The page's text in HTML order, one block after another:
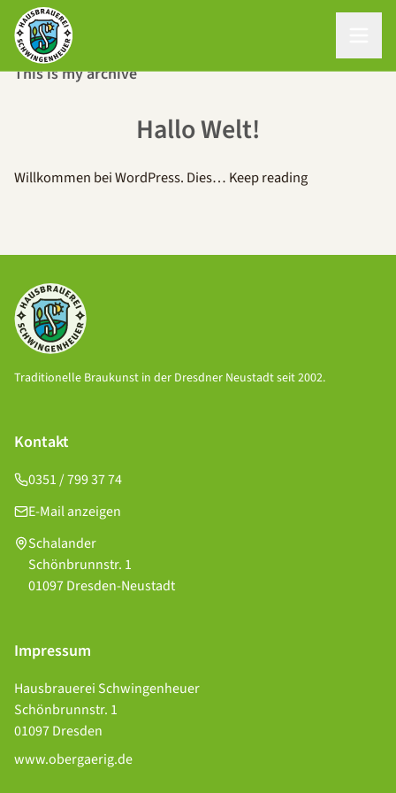
This is my archive
Hallo Welt!
Willkommen bei WordPress. Dies… Keep reading
Traditionelle Braukunst in der Dresdner Neustadt seit 2002.
Kontakt
0351 / 799 37 74
E-Mail anzeigen
Schalander
Schönbrunnstr. 1
01097 Dresden-Neustadt
Impressum
Hausbrauerei Schwingenheuer
Schönbrunnstr. 1
01097 Dresden
www.obergaerig.de